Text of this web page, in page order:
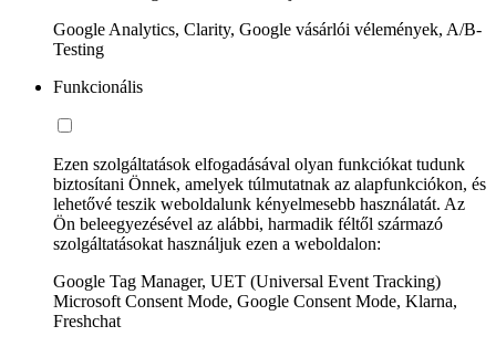
Google Analytics, Clarity, Google vásárlói vélemények, A/B-
Testing
Funkcionális
Ezen szolgáltatások elfogadásával olyan funkciókat tudunk
biztosítani Önnek, amelyek túlmutatnak az alapfunkciókon, és
lehetővé teszik weboldalunk kényelmesebb használatát. Az
Ön beleegyezésével az alábbi, harmadik féltől származó
szolgáltatásokat használjuk ezen a weboldalon:
Google Tag Manager, UET (Universal Event Tracking)
Microsoft Consent Mode, Google Consent Mode, Klarna,
Freshchat